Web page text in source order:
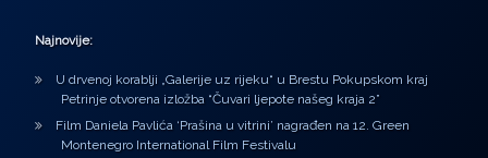
Najnovije:
U drvenoj korablji „Galerije uz rijeku“ u Brestu Pokupskom kraj
Petrinje otvorena izložba “Čuvari ljepote našeg kraja 2”
Film Daniela Pavlića ‘Prašina u vitrini’ nagrađen na 12. Green
Montenegro International Film Festivalu